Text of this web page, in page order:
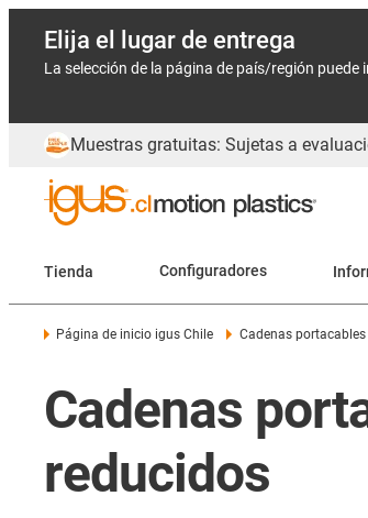
Elija el lugar de entrega
La selección de la página de país/región
Muestras gratuitas: Sujetas a
Tienda Configuradores
Página de inicio igus Chile Cadenas portacables
Cadenas
reducidos